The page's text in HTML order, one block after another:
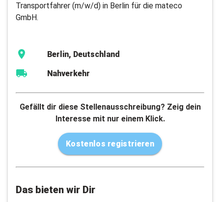
Transportfahrer (m/w/d) in Berlin für die mateco
GmbH.
Berlin, Deutschland
Nahverkehr
Gefällt dir diese Stellenausschreibung? Zeig dein
Interesse mit nur einem Klick.
Kostenlos registrieren
Das bieten wir Dir